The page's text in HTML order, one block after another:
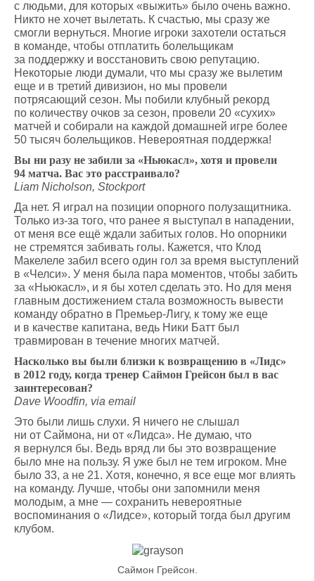
с людьми, для которых «выжить» было очень важно.
Никто не хочет вылетать. К счастью, мы сразу же
смогли вернуться. Многие игроки захотели остаться
в команде, чтобы отплатить болельщикам
за поддержку и восстановить свою репутацию.
Некоторые люди думали, что мы сразу же вылетим
еще и в третий дивизион, но мы провели
потрясающий сезон. Мы побили клубный рекорд
по количеству очков за сезон, провели 20 «сухих»
матчей и собирали на каждой домашней игре более
50 тысяч болельщиков. Невероятная поддержка!
Вы ни разу не забили за «Ньюкасл», хотя и провели
94 матча. Вас это расстраивало?
Liam Nicholson, Stockport
Да нет. Я играл на позиции опорного полузащитника.
Только из-за того, что ранее я выступал в нападении,
от меня все ещё ждали забитых голов. Но опорники
не стремятся забивать голы. Кажется, что Клод
Макелеле забил всего один гол за время выступлений
в «Челси». У меня была пара моментов, чтобы забить
за «Ньюкасл», и я бы хотел сделать это. Но для меня
главным достижением стала возможность вывести
команду обратно в Премьер-Лигу, к тому же еще
и в качестве капитана, ведь Ники Батт был
травмирован в течение многих матчей.
Насколько вы были близки к возвращению в «Лидс»
в 2012 году, когда тренер Саймон Грейсон был в вас
заинтересован?
Dave Woodfin, via email
Это были лишь слухи. Я ничего не слышал
ни от Саймона, ни от «Лидса». Не думаю, что
я вернулся бы. Ведь вряд ли бы это возвращение
было мне на пользу. Я уже был не тем игроком. Мне
было 33, а не 21. Хотя, конечно, я все еще мог влиять
на команду. Лучше, чтобы они запомнили меня
молодым, а мне — сохранить невероятные
воспоминания о «Лидсе», который тогда был другим
клубом.
Саймон Грейсон.